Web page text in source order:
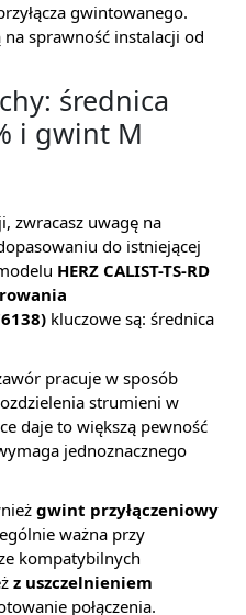
gwintowanego.
na sprawność instalacji od
średnica
i gwint M
zwracasz uwagę na
do istniejącej
HERZ CALIST-TS-RD
kluczowe są: średnica
pracuje w sposób
strumieni w
daje to większą pewność
jednoznacznego
gwint przyłączeniowy
ważna przy
kompatybilnych
z uszczelnieniem
połączenia.